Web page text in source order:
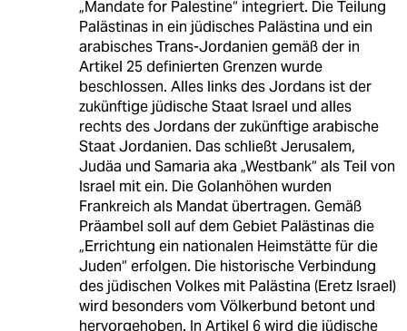
„Mandate for Palestine“ integriert. Die Teilung
Palästinas in ein jüdisches Palästina und ein
arabisches Trans-Jordanien gemäß der in
Artikel 25 definierten Grenzen wurde
beschlossen. Alles links des Jordans ist der
zukünftige jüdische Staat Israel und alles
rechts des Jordans der zukünftige arabische
Staat Jordanien. Das schließt Jerusalem,
Judäa und Samaria aka „Westbank“ als Teil von
Israel mit ein. Die Golanhöhen wurden
Frankreich als Mandat übertragen. Gemäß
Präambel soll auf dem Gebiet Palästinas die
„Errichtung ein nationalen Heimstätte für die
Juden“ erfolgen. Die historische Verbindung
des jüdischen Volkes mit Palästina (Eretz Israel)
wird besonders vom Völkerbund betont und
hervorgehoben. In Artikel 6 wird die jüdische